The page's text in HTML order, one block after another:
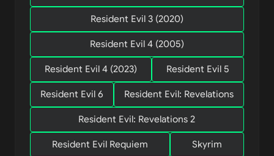
Resident Evil 3 (2020)
Resident Evil 4 (2005)
Resident Evil 4 (2023) Resident Evil 5
Resident Evil 6 Resident Evil: Revelations
Resident Evil: Revelations 2
Resident Evil Requiem Skyrim